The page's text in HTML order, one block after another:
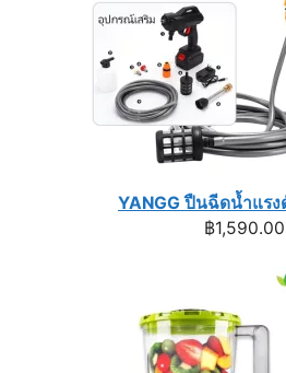
YANGG ปืนฉีดน้ำแรง
฿1,590.00